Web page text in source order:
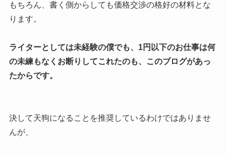
もちろん、書く側からしても価格交渉の格好の材料とな
ります。
ライターとしては未経験の僕でも、1円以下のお仕事は何
の未練もなくお断りしてこれたのも、このブログがあっ
たからです。
決して天狗になることを推奨しているわけではありませ
んが、